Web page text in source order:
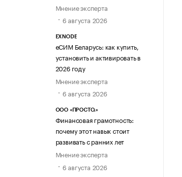
Мнение эксперта
6 августа 2026
EXNODE
еСИМ Беларусь: как купить,
установить и активировать в
2026 году
Мнение эксперта
6 августа 2026
ООО «ПРОСТО.»
Финансовая грамотность:
почему этот навык стоит
развивать с ранних лет
Мнение эксперта
6 августа 2026